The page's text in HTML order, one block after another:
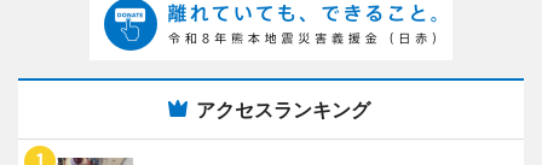
アクセスランキング